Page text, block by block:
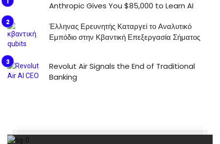
Anthropic Gives You $85,000 to Learn AI
Έλληνας Ερευνητής Καταργεί το Αναλυτικό
Εμπόδιο στην Κβαντική Επεξεργασία Σήματος
Revolut Air Signals the End of Traditional
Banking